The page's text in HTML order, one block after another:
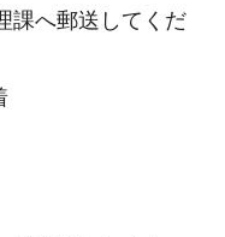
課へ郵送してくだ